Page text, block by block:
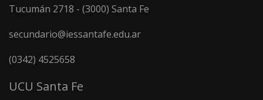
Tucumán 2718 - (3000) Santa Fe
secundario@iessantafe.edu.ar
(0342) 4525658
UCU Santa Fe